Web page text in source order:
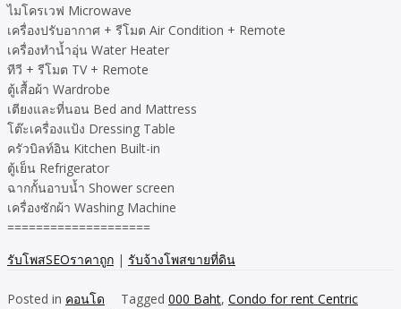
ไมโครเวฟ Microwave
เครื่องปรับอากาศ + รีโมต Air Condition + Remote
เครื่องทำน้ำอุ่น Water Heater
ทีวี + รีโมต TV + Remote
ตู้เสื้อผ้า Wardrobe
เตียงและที่นอน Bed and Mattress
โต๊ะเครื่องแป้ง Dressing Table
ครัวบิลท์อิน Kitchen Built-in
ตู้เย็น Refrigerator
ฉากกั้นอาบน้ำ Shower screen
เครื่องซักผ้า Washing Machine
====================
รับโพสSEOราคาถูก | รับจ้างโพสขายที่ดิน
Posted in คอนโด Tagged 000 Baht, Condo for rent Centric